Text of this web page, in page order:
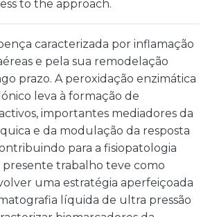
to the approach.
caracterizada por inflamação
e pela sua remodelação
prazo. A peroxidação enzimática
leva à formação de
importantes mediadores da
e da modulação da resposta
para a fisiopatologia
presente trabalho teve como
uma estratégia aperfeiçoada
líquida de ultra pressão